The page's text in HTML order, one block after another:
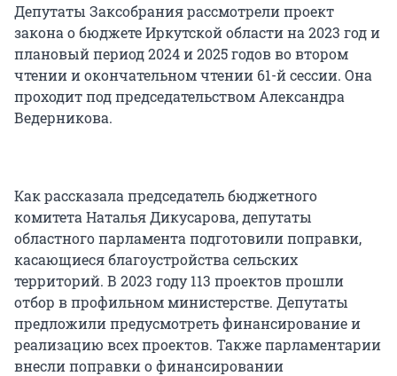
Депутаты Заксобрания рассмотрели проект
закона о бюджете Иркутской области на 2023 год и
плановый период 2024 и 2025 годов во втором
чтении и окончательном чтении 61-й сессии. Она
проходит под председательством Александра
Ведерникова.
Как рассказала председатель бюджетного
комитета Наталья Дикусарова, депутаты
областного парламента подготовили поправки,
касающиеся благоустройства сельских
территорий. В 2023 году 113 проектов прошли
отбор в профильном министерстве. Депутаты
предложили предусмотреть финансирование и
реализацию всех проектов. Также парламентарии
внесли поправки о финансировании